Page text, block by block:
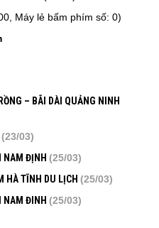
Máy lẻ bấm phím số: 0)
– BÃI DÀI QUẢNG NINH
(23/03)
NAM ĐỊNH (25/03)
HÀ TĨNH DU LỊCH (25/03)
NAM ĐINH (25/03)